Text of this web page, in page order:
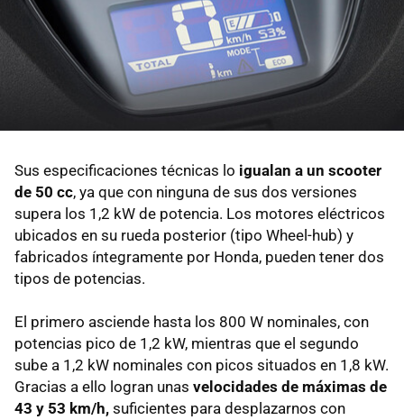
Sus especificaciones técnicas lo igualan a un scooter
de 50 cc, ya que con ninguna de sus dos versiones
supera los 1,2 kW de potencia. Los motores eléctricos
ubicados en su rueda posterior (tipo Wheel-hub) y
fabricados íntegramente por Honda, pueden tener dos
tipos de potencias.
El primero asciende hasta los 800 W nominales, con
potencias pico de 1,2 kW, mientras que el segundo
sube a 1,2 kW nominales con picos situados en 1,8 kW.
Gracias a ello logran unas velocidades de máximas de
43 y 53 km/h, suficientes para desplazarnos con